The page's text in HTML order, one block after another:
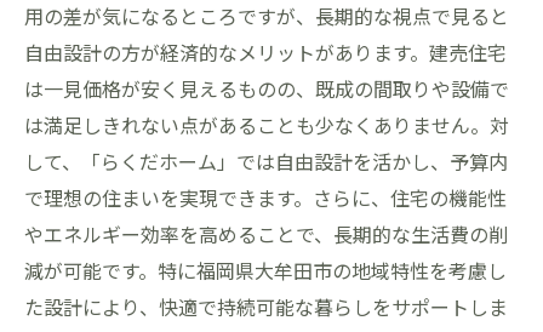
用の差が気になるところですが、長期的な視点で見ると
自由設計の方が経済的なメリットがあります。建売住宅
は一見価格が安く見えるものの、既成の間取りや設備で
は満足しきれない点があることも少なくありません。対
して、「らくだホーム」では自由設計を活かし、予算内
で理想の住まいを実現できます。さらに、住宅の機能性
やエネルギー効率を高めることで、長期的な生活費の削
減が可能です。特に福岡県大牟田市の地域特性を考慮し
た設計により、快適で持続可能な暮らしをサポートしま